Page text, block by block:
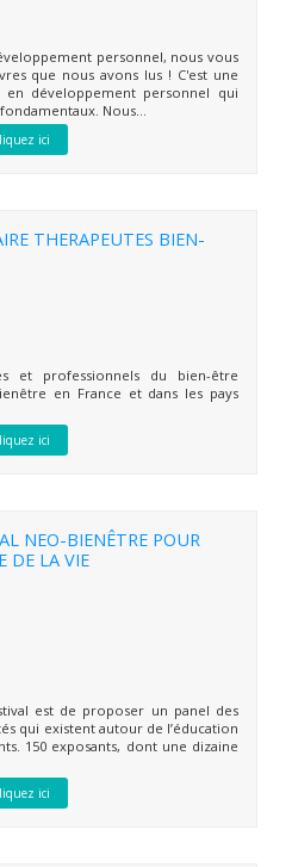
personnel, nous vous
que nous avons lus ! C'est une
développement personnel qui
Nous...
ici
THERAPEUTES BIEN-
et professionnels du bien-être
en France et dans les pays
ici
NEO-BIENÊTRE POUR
DE LA VIE
est de proposer un panel des
qui existent autour de l’éducation
150 exposants, dont une dizaine
ici